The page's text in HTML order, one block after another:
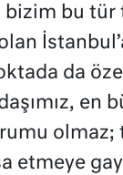
bu tür
da
en
etmeye